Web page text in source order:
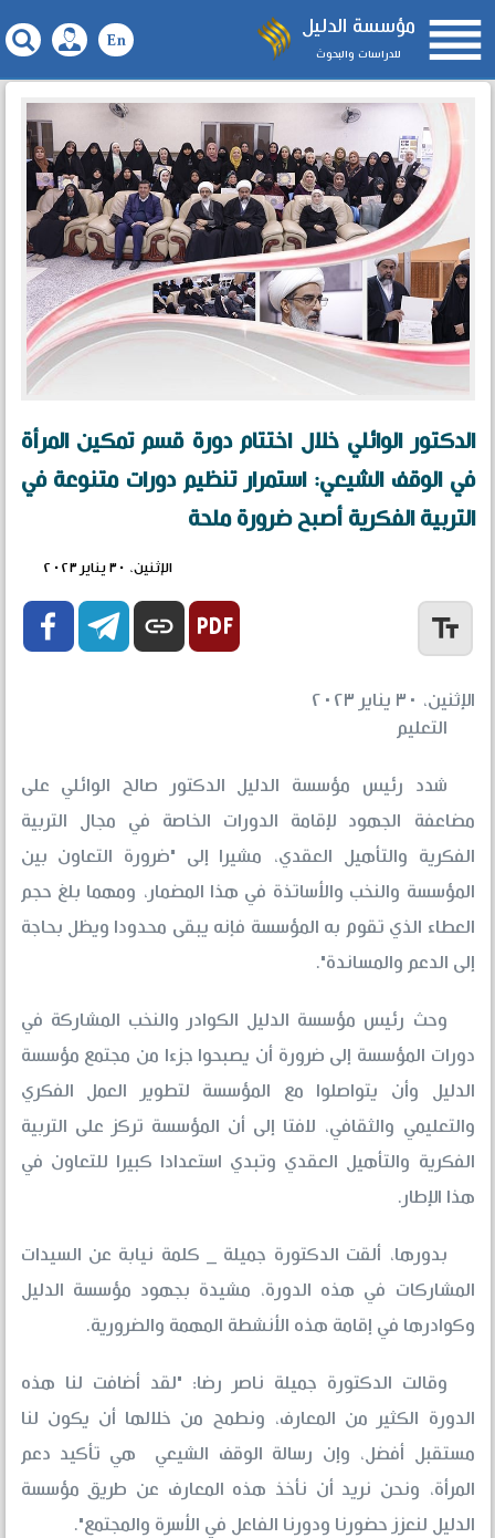
مؤسسة الدليل
للدراسات والبحوث 
الدكتور الوائلي خلال اختتام دورة قسم تمكين المرأة
في الوقف الشيعي: استمرار تنظيم دورات متنوعة في
التربية الفكرية أصبح ضرورة ملحة
الإثنين، ٣٠ يناير ٢٠٢٣
  link text_fields
الإثنين، ٣٠ يناير ٢٠٢٣
التعليم
شدد رئيس مؤسسة الدليل الدكتور صالح الوائلي على
مضاعفة الجهود لإقامة الدورات الخاصة في مجال التربية
الفكرية والتأهيل العقدي، مشيرا إلى "ضرورة التعاون بين
المؤسسة والنخب والأساتذة في هذا المضمار، ومهما بلغ حجم
العطاء الذي تقوم به المؤسسة فإنه يبقى محدودا ويظل بحاجة
إلى الدعم والمساندة".
وحث رئيس مؤسسة الدليل الكوادر والنخب المشاركة في
دورات المؤسسة إلى ضرورة أن يصبحوا جزءا من مجتمع مؤسسة
الدليل وأن يتواصلوا مع المؤسسة لتطوير العمل الفكري
والتعليمي والثقافي، لافتا إلى أن المؤسسة تركز على التربية
الفكرية والتأهيل العقدي وتبدي استعدادا كبيرا للتعاون في
هذا الإطار.
بدورها، ألقت الدكتورة جميلة _ كلمة نيابة عن السيدات
المشاركات في هذه الدورة، مشيدة بجهود مؤسسة الدليل
وكوادرها في إقامة هذه الأنشطة المهمة والضرورية.
وقالت الدكتورة جميلة ناصر رضا: "لقد أضافت لنا هذه
الدورة الكثير من المعارف، ونطمح من خلالها أن يكون لنا
مستقبل أفضل، وإن رسالة الوقف الشيعي هي تأكيد دعم
المرأة، ونحن نريد أن نأخذ هذه المعارف عن طريق مؤسسة
الدليل لنعزز حضورنا ودورنا الفاعل في الأسرة والمجتمع".